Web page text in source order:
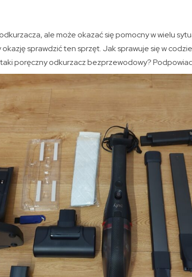
ale może okazać się pomocny w wielu
okazję sprawdzić ten sprzęt. Jak sprawuje się w
poręczny odkurzacz bezprzewodowy?